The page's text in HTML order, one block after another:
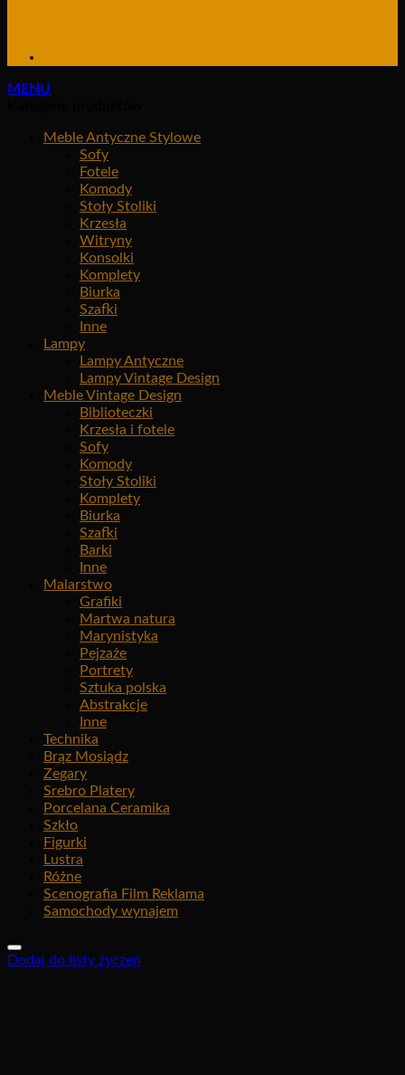
MENU
Meble Antyczne Stylowe
Sofy
Fotele
Komody
Stoły Stoliki
Krzesła
Witryny
Konsolki
Komplety
Biurka
Szafki
Inne
Lampy
Lampy Antyczne
Lampy Vintage Design
Meble Vintage Design
Biblioteczki
Krzesła i fotele
Sofy
Komody
Stoły Stoliki
Komplety
Biurka
Szafki
Barki
Inne
Malarstwo
Grafiki
Martwa natura
Marynistyka
Pejzaże
Portrety
Sztuka polska
Abstrakcje
Inne
Technika
Brąz Mosiądz
Zegary
Srebro Platery
Porcelana Ceramika
Szkło
Figurki
Lustra
Różne
Scenografia Film Reklama
Samochody wynajem
Dodaj do listy życzeń